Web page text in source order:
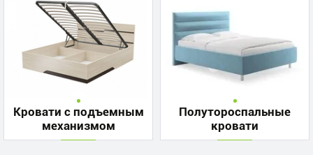
Кровати с подъемным
механизмом
Полутороспальные
кровати